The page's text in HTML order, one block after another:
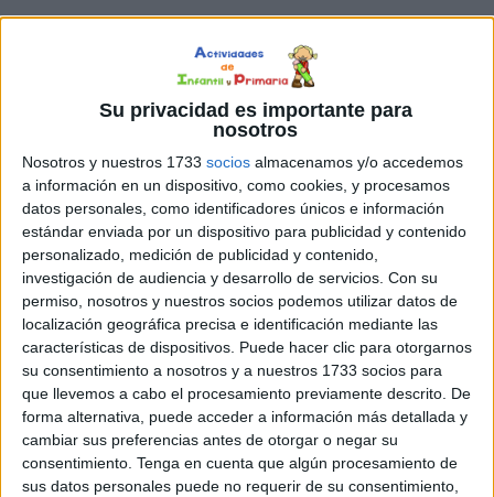
Su privacidad es importante para
nosotros
Nosotros y nuestros 1733 socios almacenamos y/o accedemos
a información en un dispositivo, como cookies, y procesamos
datos personales, como identificadores únicos e información
estándar enviada por un dispositivo para publicidad y contenido
personalizado, medición de publicidad y contenido,
investigación de audiencia y desarrollo de servicios. Con su
permiso, nosotros y nuestros socios podemos utilizar datos de
localización geográfica precisa e identificación mediante las
características de dispositivos. Puede hacer clic para otorgarnos
su consentimiento a nosotros y a nuestros 1733 socios para
que llevemos a cabo el procesamiento previamente descrito. De
forma alternativa, puede acceder a información más detallada y
cambiar sus preferencias antes de otorgar o negar su
consentimiento. Tenga en cuenta que algún procesamiento de
sus datos personales puede no requerir de su consentimiento,
las letras del abecedario. 5
Pulsa sobre el enlace para descargar el